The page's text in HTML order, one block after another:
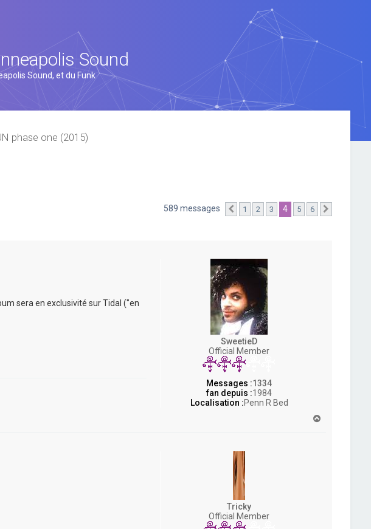
Sound
Sound, et du Funk
phase one (2015)
589 messages Précédente
1 2 3 4 5 6
SweetieD
Official Member
Messages :1334
fan depuis :1984
Localisation :Penn R Bed
sera en exclusivité sur Tidal ("en
Tricky
Official Member